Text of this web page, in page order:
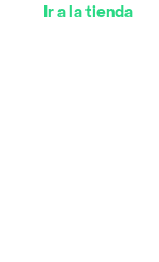
Ir a la tienda